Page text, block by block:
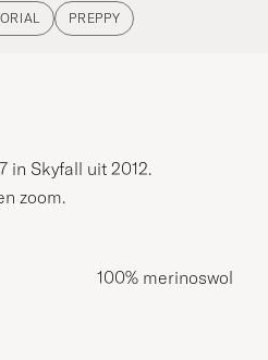
PREPPY
in Skyfall uit 2012.
zoom.
100% merinoswol